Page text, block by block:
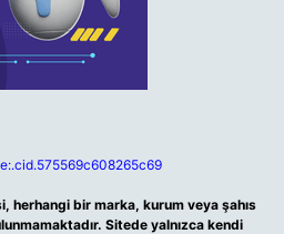
herhangi bir marka, kurum veya şahıs
Sitede yalnızca kendi